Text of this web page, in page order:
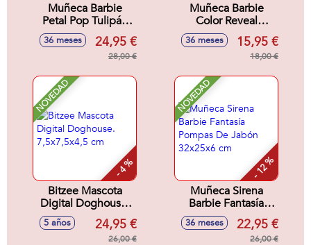
Muñeca Barbie
Petal Pop Tulipán
Rosa 32x12x12 cm
36 meses 24,95 €
28,00 €
Muñeca Barbie
Color Reveal
Sirenas 32x8x8 cm
36 meses 15,95 €
18,00 €
NOVEDAD
- 4 %
Bitzee Mascota
Digital Doghouse.
7,5x7,5x4,5 cm
5 años 24,95 €
26,00 €
NOVEDAD
- 12 %
Muñeca Sirena
Barbie Fantasía
Pompas De Jabón
32x25x6 cm
36 meses 22,95 €
26,00 €